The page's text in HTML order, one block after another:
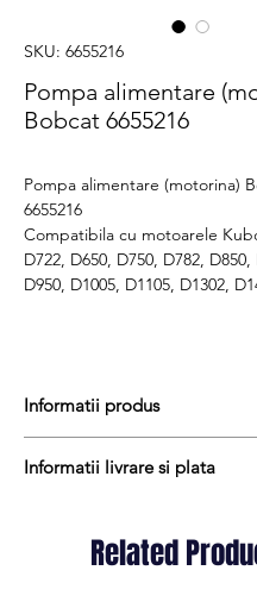
SKU: 6655216
Pompa alimentare
Bobcat 6655216
Pompa alimentare (motorina)
6655216
Compatibila cu motoarele
D722, D650, D750, D782, D850,
D950, D1005, D1105, D1302,
Informatii produs
livrare
Cod produs : 17121-52030
Stocul si pretul afisat nu se
Informatii livrare si plata
expediate in termen de 1 - 2
iar termenul de livrare pentru
Related